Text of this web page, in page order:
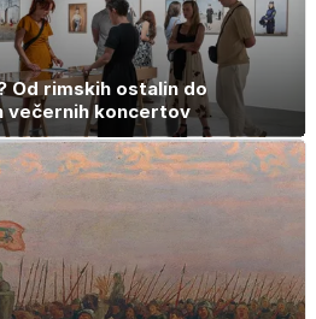
Od rimskih ostalin do
večernih koncertov